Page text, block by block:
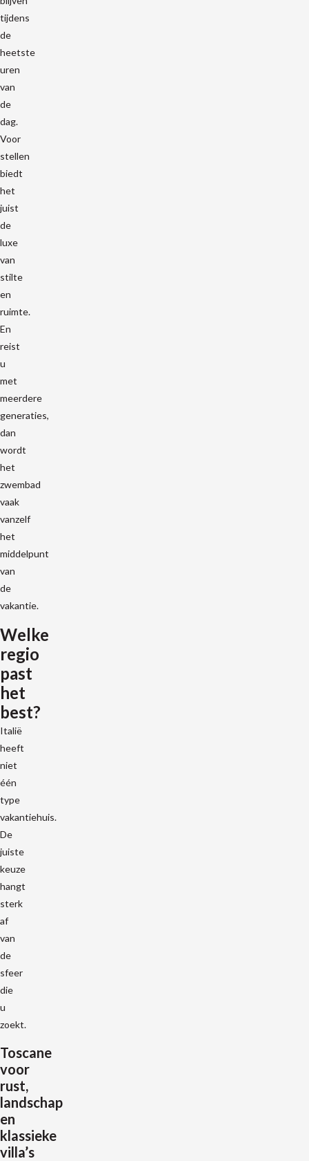
tijdens
de
heetste
uren
van
de
dag.
Voor
stellen
biedt
het
juist
de
luxe
van
stilte
en
ruimte.
En
reist
u
met
meerdere
generaties,
dan
wordt
het
zwembad
vaak
vanzelf
het
middelpunt
van
de
vakantie.
Welke
regio
past
het
best?
Italië
heeft
niet
één
type
vakantiehuis.
De
juiste
keuze
hangt
sterk
af
van
de
sfeer
die
u
zoekt.
Toscane
voor
rust,
landschap
en
klassieke
villa’s